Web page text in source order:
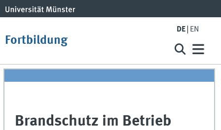
Fortbildung
DE EN
Brandschutz im Betrieb